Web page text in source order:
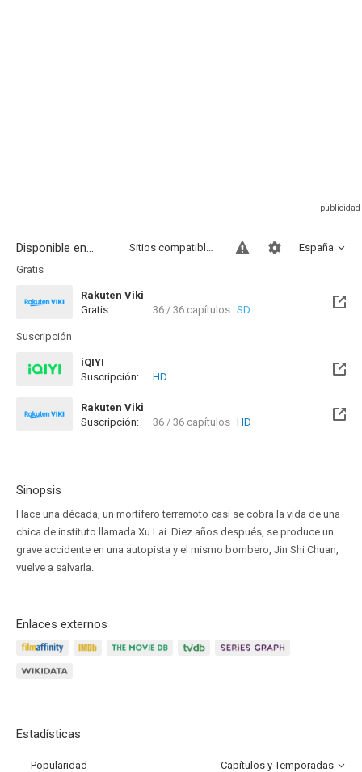
Disponible en... España
Sitios compatibles
Gratis
Rakuten Viki
Gratis:
36 / 36 capítulos SD
Suscripción
iQIYI
Suscripción:
HD
Rakuten Viki
Suscripción:
36 / 36 capítulos HD
Sinopsis
Hace una década, un mortífero terremoto casi se cobra la vida de una
chica de instituto llamada Xu Lai. Diez años después, se produce un
grave accidente en una autopista y el mismo bombero, Jin Shi Chuan,
vuelve a salvarla.
Enlaces externos
Estadísticas
Popularidad Capítulos y Temporadas